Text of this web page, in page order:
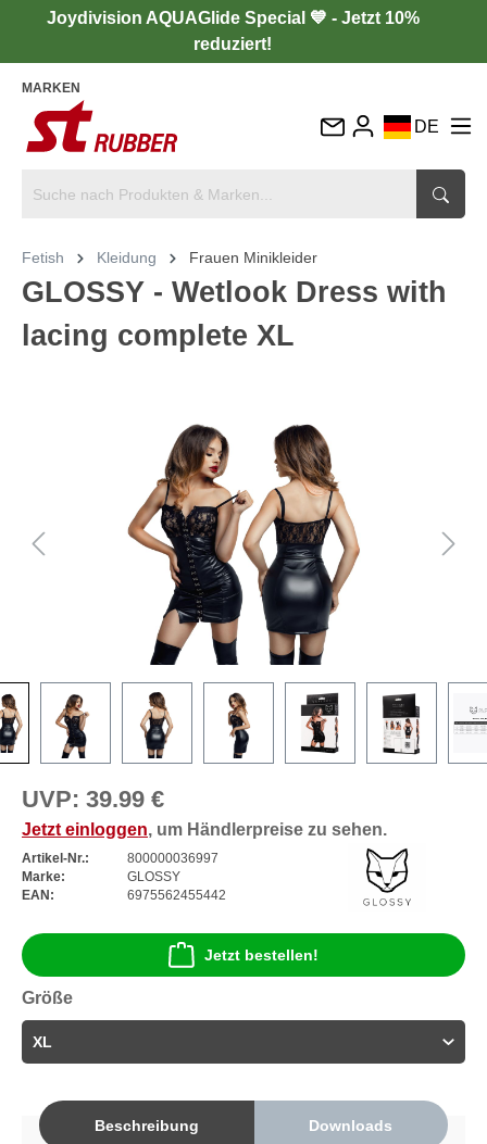
Joydivision AQUAGlide Special 💙 - Jetzt 10%
reduziert!
MARKEN
DE
IT
Fetish Kleidung Frauen Minikleider
GLOSSY - Wetlook Dress with
lacing complete XL
UVP: 39.99 €
Jetzt einloggen, um Händlerpreise zu sehen.
Artikel-Nr.:
800000036997
Marke:
GLOSSY
EAN:
6975562455442
Jetzt bestellen!
Größe
Beschreibung Downloads